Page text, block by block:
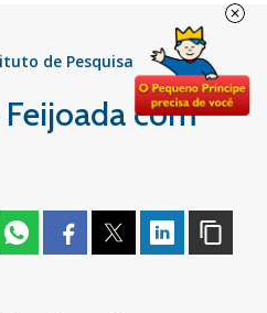
de Pesquisa
Feijoada com